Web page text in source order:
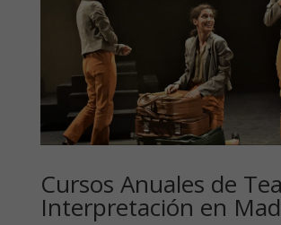
Cursos Anuales de
Interpretación en